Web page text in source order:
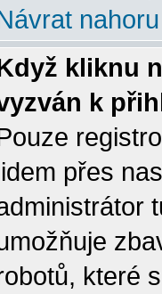
nahoru
kliknu
k
přes
které